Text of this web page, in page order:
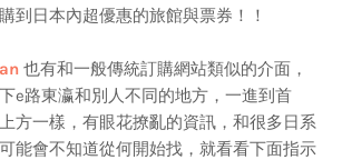
到日本內超優惠的旅館與票券！！
也有和一般傳統訂購網站類似的介面，
e路東瀛和別人不同的地方，一進到首
方一樣，有眼花撩亂的資訊，和很多日系
能會不知道從何開始找，就看看下面指示